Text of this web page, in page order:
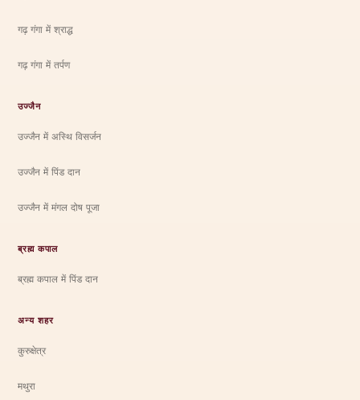
गढ़ गंगा में श्राद्ध
गढ़ गंगा में तर्पण
उज्जैन
उज्जैन में अस्थि विसर्जन
उज्जैन में पिंड दान
उज्जैन में मंगल दोष पूजा
ब्रह्म कपाल
ब्रह्म कपाल में पिंड दान
अन्य शहर
कुरुक्षेत्र
मथुरा